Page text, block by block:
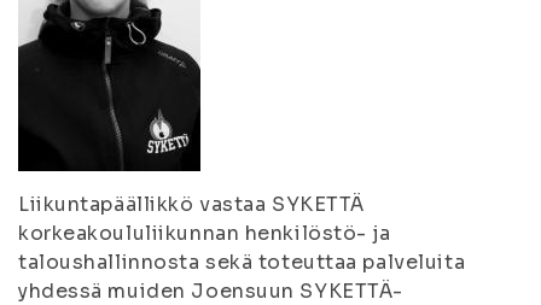
Liikuntapäällikkö vastaa SYKETTÄ
korkeakoululiikunnan henkilöstö- ja
taloushallinnosta sekä toteuttaa palveluita
yhdessä muiden Joensuun SYKETTÄ-